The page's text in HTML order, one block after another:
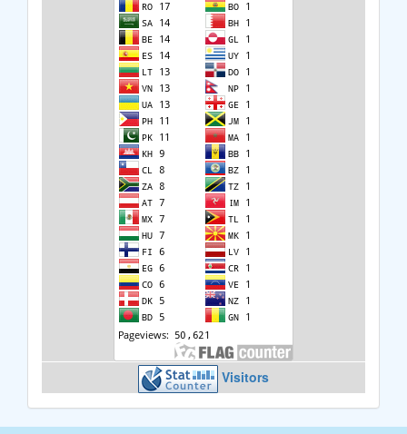
Visitors